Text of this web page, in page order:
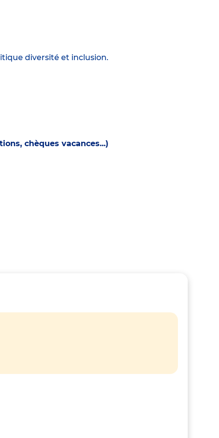
diversité et inclusion.
chèques vacances...)